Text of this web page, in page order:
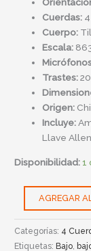
Cuerdas: 4
Cuerpo:
Escala:
Trastes:20
Origen:
Incluye:
Llave
Disponibilidad:1
AGREGAR
Categorías: 4
Etiquetas:Bajo,